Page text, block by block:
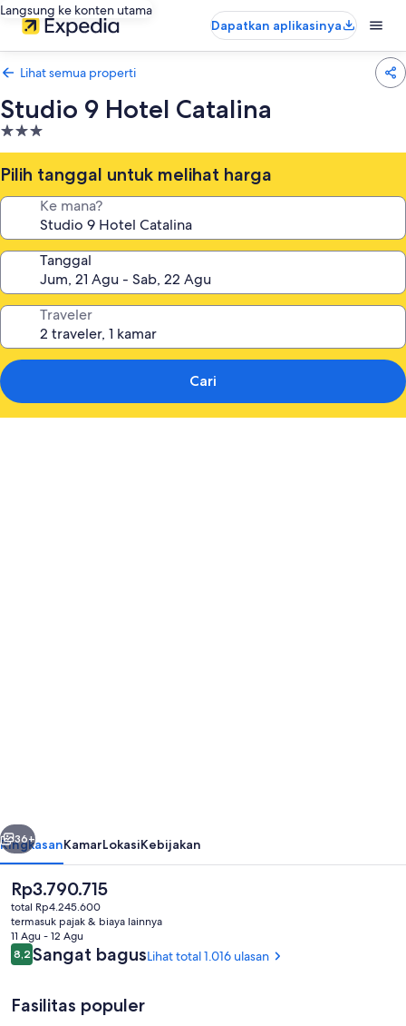
Langsung ke konten utama
Dapatkan aplikasinya
Lihat semua properti
Studio 9 Hotel Catalina
Properti
bintang
3.0
Pilih tanggal untuk melihat harga
Ke mana?
Tanggal
Traveler
Cari
Berikutnya
36+
RingkasanKamarLokasiKebijakan
Harga
saat
ini
Rp3.790.715
Rp3.790.715
total Rp4.245.600
termasuk pajak & biaya lainnya
11 Agu - 12 Agu
Ulasan
8,28,2 dari 10
Sangat bagusLihat total 1.016 ulasan
Fasilitas populer